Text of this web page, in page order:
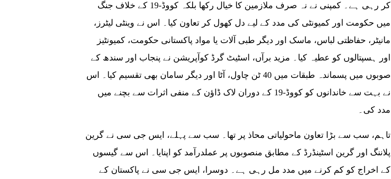
کر رہی ہے۔ کمپنی نے نہ صرف ملازمین کا خیال رکھا بلکہ کووڈ-19 کے خلاف جنگ
میں حکومت اور کمیونٹی کی مدد کے لیے دل کھول کر تعاون کیا۔ اس نے وینٹی لیٹرز،
مانیٹر، حفاظتی لباس، ماسک اور دیگر طبی آلات یا مواد پاکستانی حکومت، کمیونٹیز
اور ہسپتالوں کو عطیہ کیا۔ مزید برآں، اسٹیٹ گرڈ کوآپریشن نے پنجاب اور سندھ کے
صوبوں میں پسماندہ طبقات میں 40 ٹن چاول، آٹا اور دیگر سامان بھی تقسیم کیا۔ اس
نے بہت سے خاندانوں کو کووڈ-19 کے دوران لاک ڈاؤن کے منفی اثرات سے بچنے میں
مدد کی۔
تاہم، سب سے بڑا تعاون ماحولیاتی محاذ پر تھا۔ سب سے پہلے، ایس جی سی نے گرین
پلاننگ اور گرین اسٹینڈرڈ کے مطابق منصوبوں پر عملدرآمد کو اپنایا۔ اس سے گیسوں
کے اخراج کو کم کرنے میں مدد مل رہی ہے۔ دوسرا، ایس جی سی نے پاکستان کے